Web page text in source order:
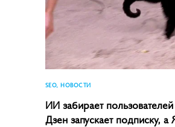
SEO, НОВОСТИ
ИИ забирает
Дзен запускает подписку, а